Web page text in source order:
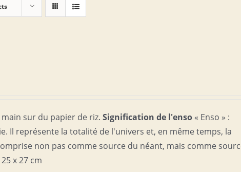
sur du papier de riz.Signification de l'enso « Enso » :
Il représente la totalité de l'univers et, en même temps, la
non pas comme source du néant, mais comme
25 x 27 cm